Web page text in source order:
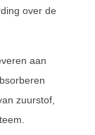
over de
aan
zuurstof,